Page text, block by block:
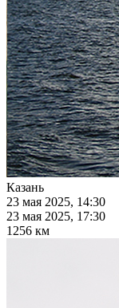
Казань
23 мая 2025, 14:30
23 мая 2025, 17:30
1256 км